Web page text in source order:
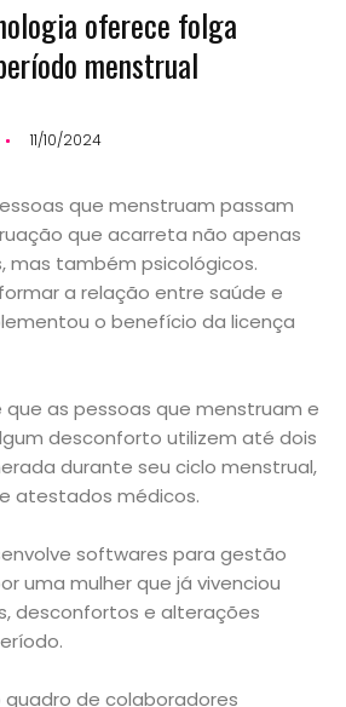
oferece folga
menstrual
11/10/2024
que menstruam passam
que acarreta não apenas
mas também psicológicos.
a relação entre saúde e
o benefício da licença
as pessoas que menstruam e
desconforto utilizem até dois
durante seu ciclo menstrual,
atestados médicos.
softwares para gestão
uma mulher que já vivenciou
desconfortos e alterações
quadro de colaboradores